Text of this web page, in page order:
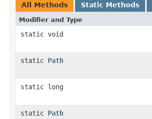
All Methods Static Methods
Modifier and Type
static void
static Path
static long
static Path